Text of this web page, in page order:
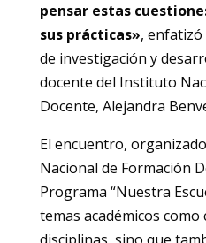
pensar estas
sus prácticas»,
de investigación y
docente del Instituto
Docente, Alejandra
El encuentro,
Nacional de Formación
Programa “Nuestra
temas académicos